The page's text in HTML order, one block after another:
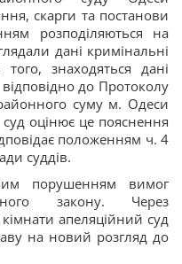
скарги та постанови
розподіляються на
дані кримінальні
знаходяться дані
відповідно до Протоколу
суму м. Одеси
оцінює це пояснення
положенням ч. 4
суддів.
порушенням вимог
закону. Через
апеляційний суд
на новий розгляд до